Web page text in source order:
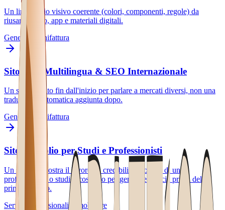
Un linguaggio visivo coerente (colori, componenti, regole) da
riusare su sito, app e materiali digitali.
Generale
Manifattura
Sito Web Multilingua & SEO Internazionale
Un sito pensato fin dall'inizio per parlare a mercati diversi, non una
traduzione automatica aggiunta dopo.
Generale Manifattura
Sito Portfolio per Studi e Professionisti
Un sito che mostra il lavoro, la credibilità e lo stile di un
professionista o studio, costruito per generare fiducia prima del
primo contatto.
Servizi ProfessionaliImmobiliare